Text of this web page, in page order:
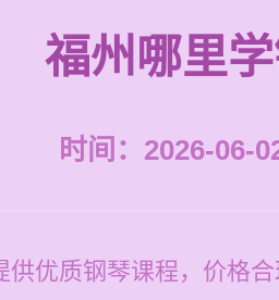
福州哪里
时间：2026-06-
供优质钢琴课程，价格